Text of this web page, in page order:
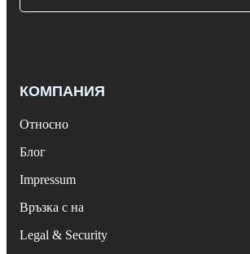
КОМПАНИЯ
Относно
Блог
Impressum
Връзка с на
Legal & Security